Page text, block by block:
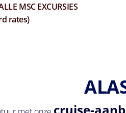
MSC EXCURSIES
rates)